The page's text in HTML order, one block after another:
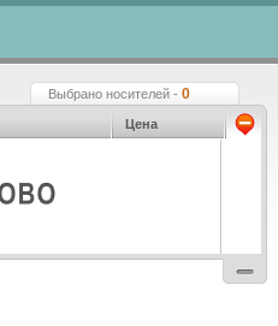
Выбрано носителей - 0
Цена